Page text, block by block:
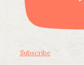
Subscribe